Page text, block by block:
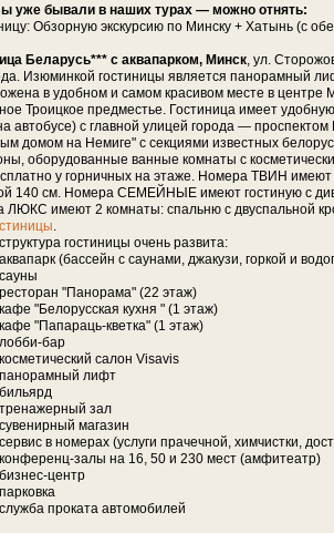
уже бывали в наших турах — можно отнять:
Обзорную экскурсию по Минску + Хатынь (с
Беларусь*** с аквапарком, Минск, ул.
Изюминкой гости­ни­цы является панорамный
в удобном и самом красивом месте в центре
Троицкое предместье. Гостиница имеет
автобусе) с главной улицей города —
домом на Немиге" с секциями известных
оборудованные ванные комнаты с
у горничных на этаже. Номера ТВИН
140 см. Номера СЕМЕЙНЫЕ имеют гостиную с
ЛЮКС имеют 2 комнаты: спальню с двуспальной
.
гостиницы очень развита:
аквапарк (бассейн с саунами, джакузи, горкой и
сауны
ресторан "Панорама" (22 этаж)
кафе "Белорусская кухня " (1 этаж)
кафе "Папараць-кветка" (1 этаж)
лобби-бар
косметический салон Visavis
панорамный лифт
бильярд
тренажерный зал
сувенирный магазин
сервис в номерах (услуги прачечной, химчистки,
конференц-залы на 16, 50 и 230 мест (амфитеатр)
бизнес-центр
парковка
служба проката автомобилей